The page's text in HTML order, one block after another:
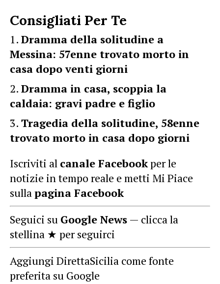
Consigliati Per Te
Dramma della solitudine a
Messina: 57enne trovato morto in
casa dopo venti giorni
Dramma in casa, scoppia la
caldaia: gravi padre e figlio
Tragedia della solitudine, 58enne
trovato morto in casa dopo giorni
Iscriviti al canale Facebookper le
notizie in tempo reale e metti Mi Piace
sullapagina Facebook
Seguici su Google News — clicca la
stellina ★ per seguirci
Aggiungi DirettaSicilia come fonte
preferita su Google